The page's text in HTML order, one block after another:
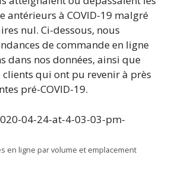
antérieurs à COVID-19 malgré
nul. Ci-dessous, nous
de commande en ligne
dans nos données, ainsi que
qui ont pu revenir à près
pré-COVID-19.
en ligne par volume et emplacement